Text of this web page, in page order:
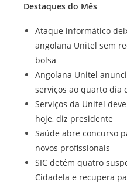
Destaques do Mês
Ataque informático
angolana Unitel sem
bolsa
Angolana Unitel
serviços ao quarto dia
Serviços da Unitel
hoje, diz presidente
Saúde abre concurso
novos profissionais
SIC detém quatro
Cidadela e recupera